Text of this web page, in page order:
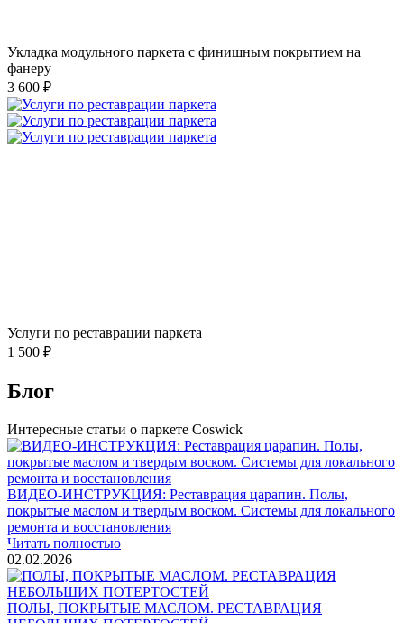
Укладка модульного паркета с финишным покрытием на
фанеру
3 600 ₽
Услуги по реставрации паркета
1 500 ₽
Блог
Интересные статьи о паркете Coswick
ВИДЕО-ИНСТРУКЦИЯ: Реставрация царапин. Полы,
покрытые маслом и твердым воском. Системы для локального
ремонта и восстановления
Читать полностью
02.02.2026
ПОЛЫ, ПОКРЫТЫЕ МАСЛОМ. РЕСТАВРАЦИЯ